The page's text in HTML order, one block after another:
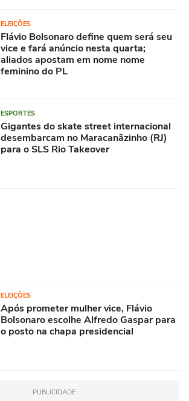
ELEIÇÕES
Flávio Bolsonaro define quem será seu
vice e fará anúncio nesta quarta;
aliados apostam em nome nome
feminino do PL
ESPORTES
Gigantes do skate street internacional
desembarcam no Maracanãzinho (RJ)
para o SLS Rio Takeover
ELEIÇÕES
Após prometer mulher vice, Flávio
Bolsonaro escolhe Alfredo Gaspar para
o posto na chapa presidencial
PUBLICIDADE